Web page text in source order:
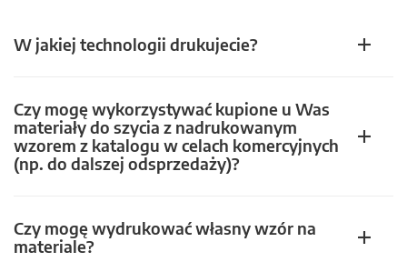
W jakiej technologii drukujecie?
Czy mogę wykorzystywać kupione u Was
materiały do szycia z nadrukowanym
wzorem z katalogu w celach komercyjnych
(np. do dalszej odsprzedaży)?
Czy mogę wydrukować własny wzór na
materiale?